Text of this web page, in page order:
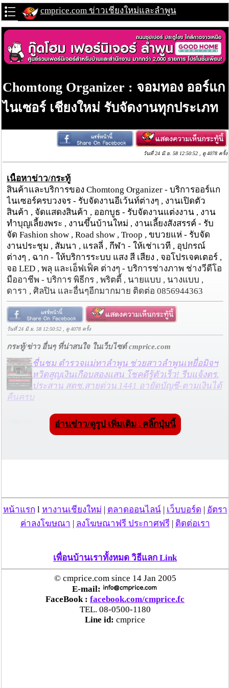
cmprice.com ข่าวเชียงใหม่และลำพูน
Chomtong Organizer : จอมทอง ออร์แก
ไนเซอร์ เชียงใหม่ รับจัดงานทุกประเภท
วันที่ 24 มิ.ย. 58 12:50:52 , ดู 4078 ครั้ง
เนื้อหาข่าว/กระทู้
สินค้าและบริการของ Chomtong Organizer - บริการออร์แก
ไนเซอร์ครบวงจร - รับจัดงานอีเว้นท์ต่างๆ , งานเปิดตัว
สินค้า , จัดแสดงสินค้า , ออกบูธ - รับจัดงานแต่งงาน , งาน
ทำบุญเลี้ยงพระ , งานขึ้นบ้านใหม่ , งานเลี้ยงสังสรรค์ - รับ
จัด Fashion show , Road show , Troop , ขบวยแห่ - รับจัด
งานประชุม , สัมนา , แรลลี่ , กีฬา - ให้เช่าเวที , อุปกรณ์
ต่างๆ , ฉาก - ให้บริการระบบ แสง สี เสียง , จอโปรเจคเตอร์ ,
จอ LED , พลุ และเอ็ฟเฟ็ค ต่างๆ - บริการช่างภาพ ช่างวีดีโอ
มืออาชีพ - บริการ พิธีกร , พริตตี้ , นายแบบ , นางแบบ ,
ดารา , ศิลปิน และอื่นๆอีกมากมาย ติดต่อ 0856944363
วันที่ 24 มิ.ย. 58 12:50:52 , ดู 4078 ครั้ง
กระทู้/ข่าว อื่นๆ ที่น่าสนใจ ในเว็บไซต์ cmprice.com
ชื่นชม ตำรวจแม่ทาลำพูน ช่วยสาวลำพูนเหยื่อมิจฯ
หวิดสูญเงินเกือบสองแสน โชคดีรู้ตัวเร็ว! รีบแจ้งตร.
ประสาน สตช.สายด่วน 1441 อายัดบัญชี-ตามเงินได้
คืนครบ
ตร.สภ.เมืองลำพูน ยึดยาบ้ากว่า 700 เม็ด หลังชาว
บ้านแจ้งพบถุงพลาสติกพันเทปสีดำต้องสงสัยในสวน
ปกครองเฝ้าระวังบุตรหลาน
“ลาว” ส่ง “24 คนไทย” กลับประเทศผ่านด่าน
เอี่ยวแก๊งคอลเซ็นเตอร์
“ตรีนุช” เปิดตัวระบบ “e-WorkPermit” ลงทะเบียน
แรงงานต่างด้าวออนไลน์ ให้บริการ 24 ชั่วโมงทั่ว
ประเทศ เริ่ม 13 ต.ค. นี้
อ่านข่าว/ดูรูป เพิ่มเติม . คลิ๊กปุ่มนี้
หน้าแรก l หางานเชียงใหม่ ตลาดออนไลน์| เว็บบอร์ด
อัตรา
ค่าลงโฆษณา
ลงโฆษณาฟรี ประกาศฟรี| ติดต่อเรา
เพื่อนบ้านเราทั้งหมด วิธีแลก Link
© cmprice.com since 14 Jan 2005
E-mail:
FaceBook : facebook.com/cmprice.fc
TEL. 08-0500-1180
Line id: cmprice